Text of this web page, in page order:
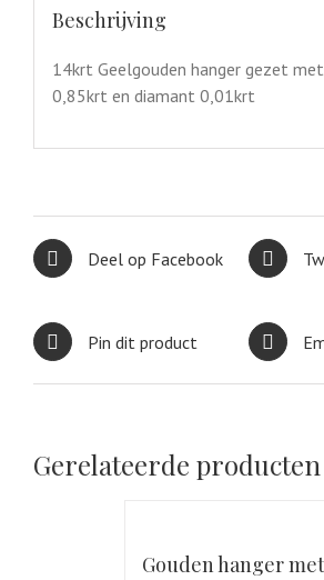
Beschrijving
14krt Geelgouden hanger gezet
0,85krt en diamant 0,01krt
Deel op Facebook
Pin dit product
Gerelateerde producten
Gouden hanger met